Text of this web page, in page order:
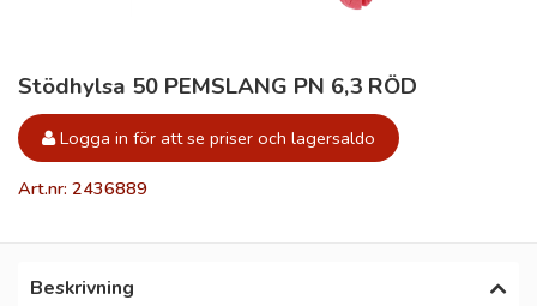
Stödhylsa 50 PEMSLANG PN 6,3 RÖD
Logga in för att se priser och lagersaldo
Art.nr: 2436889
Beskrivning